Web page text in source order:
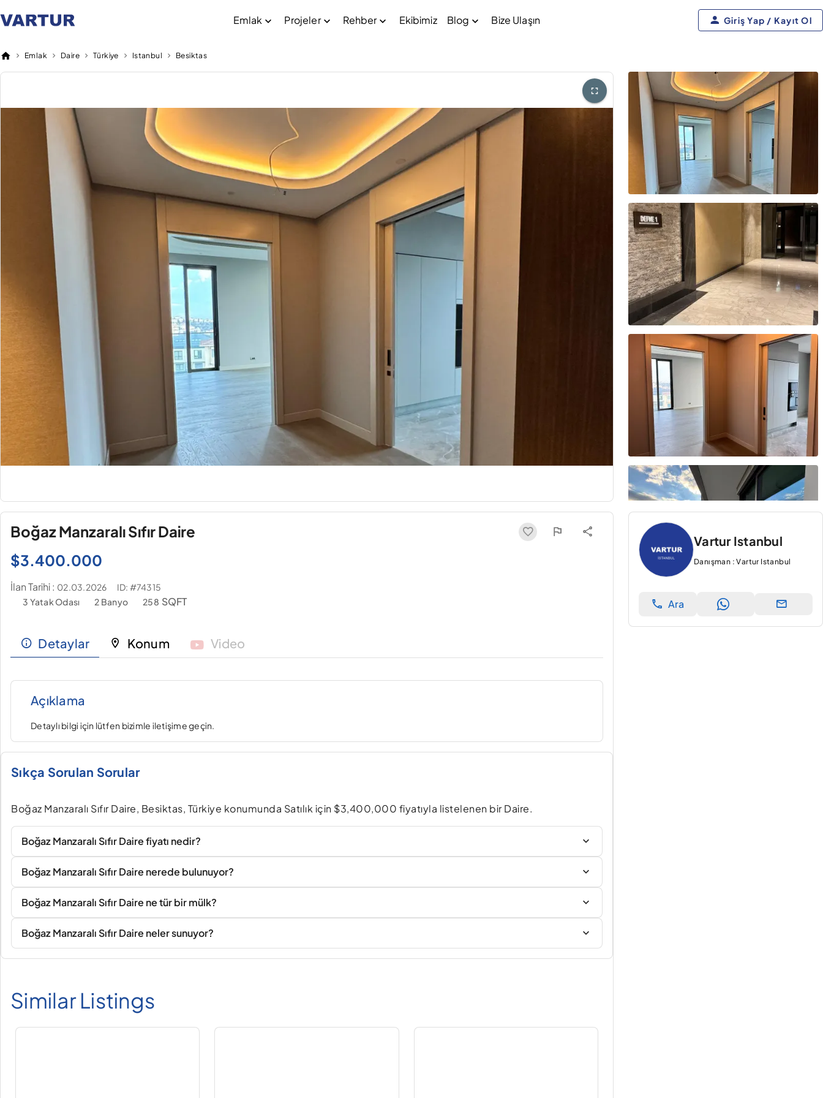
Emlak Projeler Rehber Ekibimiz Blog Bize Ulaşın Giriş Yap / Kayıt Ol
Emlak Daire Türkiye Istanbul Besiktas
Boğaz Manzaralı Sıfır Daire
$3.400.000
İlan Tarihi : 02.03.2026
ID: #74315
3 Yatak Odası
2 Banyo 258 SQFT
Detaylar Konum Video
Açıklama
Detaylı bilgi için lütfen bizimle iletişime geçin.
Sıkça Sorulan Sorular
Boğaz Manzaralı Sıfır Daire, Besiktas, Türkiye konumunda Satılık için $3,400,000 fiyatıyla listelenen bir Daire.
Boğaz Manzaralı Sıfır Daire fiyatı nedir?
Boğaz Manzaralı Sıfır Daire nerede bulunuyor?
Boğaz Manzaralı Sıfır Daire ne tür bir mülk?
Boğaz Manzaralı Sıfır Daire neler sunuyor?
Similar Listings
Vartur Istanbul
Danışman : Vartur Istanbul
Ara